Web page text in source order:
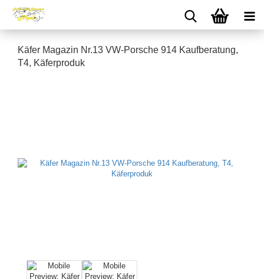
Käfer Magazin Nr.13 VW-Porsche 914 Kaufberatung,
T4, Käferproduk